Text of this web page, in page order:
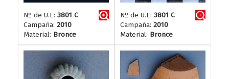
Nº de U.E: 3801 C
Campaña: 2010
Material: Bronce
Nº de U.E: 3801 C
Campaña: 2010
Material: Bronce